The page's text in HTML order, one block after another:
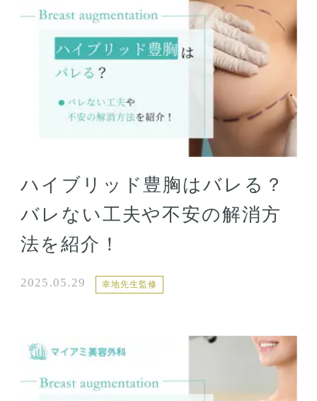
ハイブリッド豊胸はバレる？
バレない工夫や不安の解消方
法を紹介！
2025.05.29 幸地先生監修